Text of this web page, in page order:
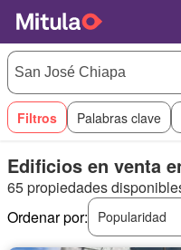
Filtros Palabras clave
Edificios en venta
65 propiedades
Ordenar por:
Popularidad